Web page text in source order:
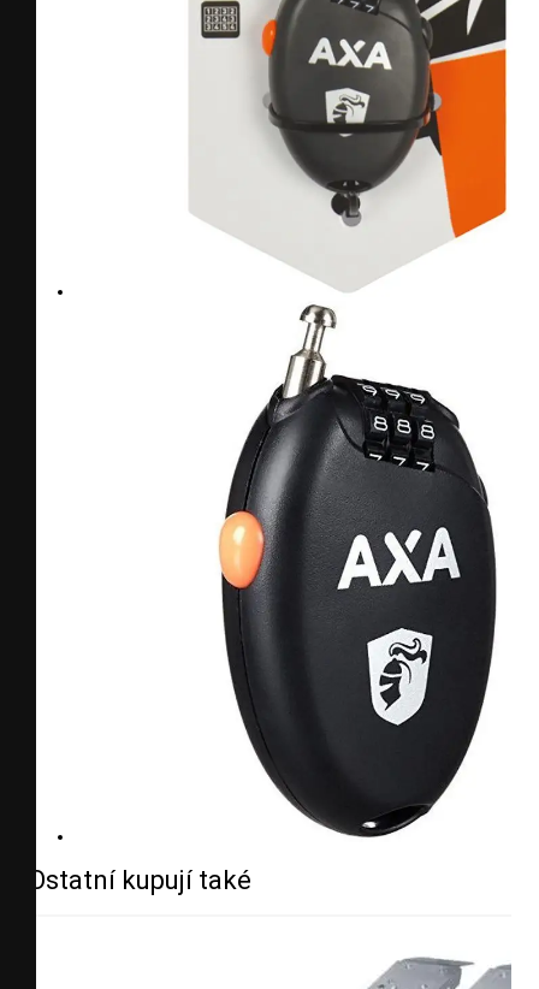
Ostatní kupují také